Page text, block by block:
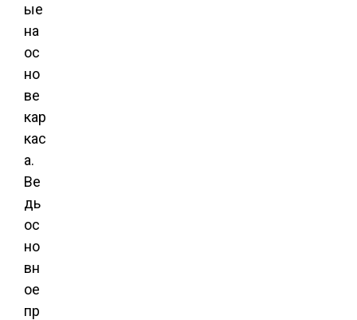
ые
на
ос
но
ве
кар
кас
а.
Ве
дь
ос
но
вн
ое
пр